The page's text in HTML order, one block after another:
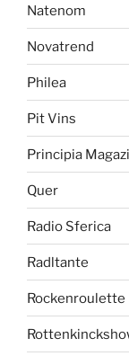
Natenom
Novatrend
Philea
Pit Vins
Principia
Quer
Radio Sferica
Radltante
Rockenroulette